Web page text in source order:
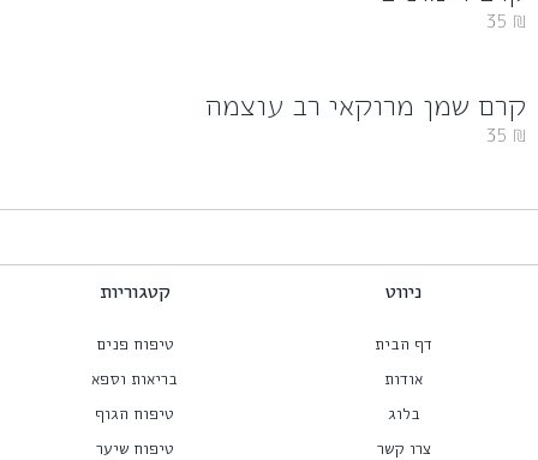
35 ₪
קרם שמן מרוקאי רב עוצמה
35 ₪
ניווט
דף הבית
אודות
בלוג
צרו קשר
קטגוריות
טיפוח פנים
בריאות וספא
טיפוח הגוף
טיפוח שיער